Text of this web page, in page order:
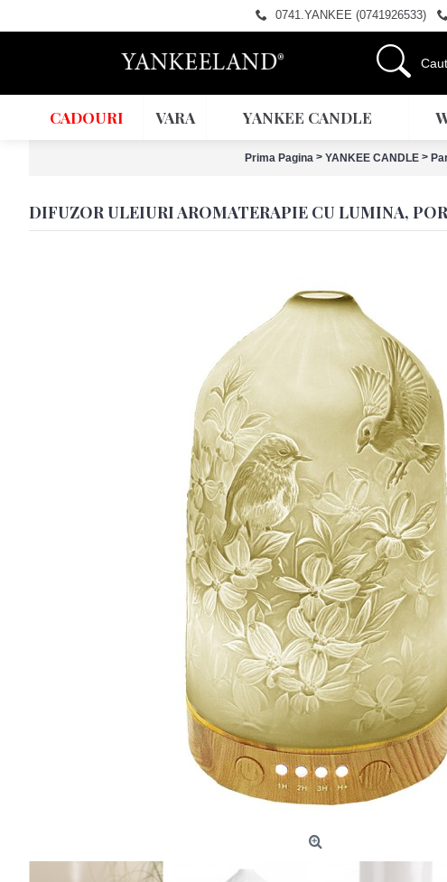
0741.YANKEE (0741926533)
CADOURI VARA YANKEE CANDLE
Prima Pagina > YANKEE CANDLE >
DIFUZOR ULEIURI AROMATERAPIE CU LUMINA,